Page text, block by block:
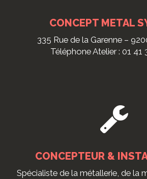
CONCEPT METAL
335 Rue de la Garenne –
Téléphone Atelier : 01 41
CONCEPTEUR &
Spécialiste de la métallerie, de la